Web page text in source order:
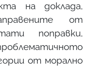
на доклада,
от
поправки,
от морално